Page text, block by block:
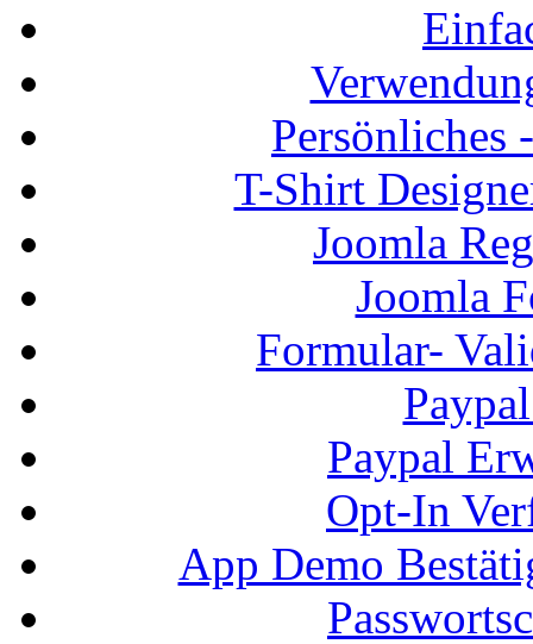
Persönliches
T-Shirt
Joomla
Joomla
Formular-
Paypal
Opt-In
App Demo